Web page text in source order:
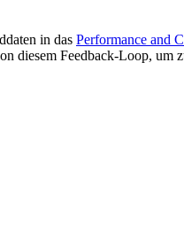
in das Performance and
diesem Feedback-Loop, um